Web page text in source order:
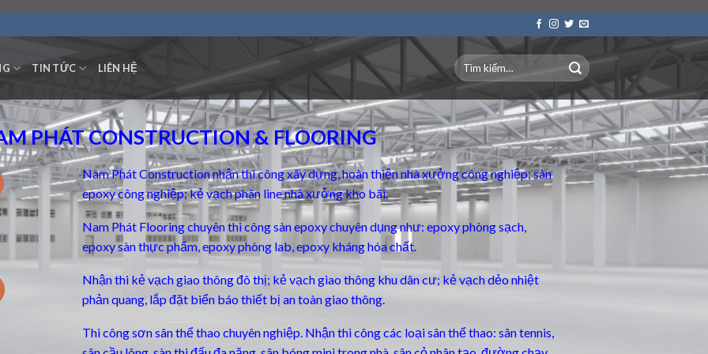
TIN TỨC LIÊN HỆ
PHÁT CONSTRUCTION & FLOORING
Nam Phát Construction nhận thi công xây dựng, hoàn thiện nhà xưởng công nghiệp; sàn
epoxy công nghiệp; kẻ vạch phân line nhà xưởng kho bãi.
Nam Phát Flooring chuyên thi côngsàn epoxy chuyên dụngnhư: epoxy phòng sạch,
epoxy sàn thực phẩm, epoxy phòng lab, epoxy kháng hóa chất.
Nhận thi kẻ vạch giao thông đô thị; kẻ vạch giao thông khu dân cư; kẻ vạch dẻo nhiệt
phản quang, lắp đặt biển báo thiết bị an toàn giao thông.
Thi công sơn sân thể thao chuyên nghiệp. Nhận thi công các loại sân thể thao: sân tennis,